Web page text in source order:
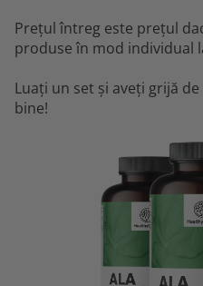
Prețul întreg este prețul
produse în mod individual
Luați un set și aveți grijă
bine!